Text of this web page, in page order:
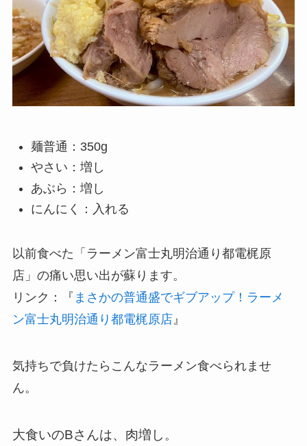
麺普通：350g
やさい：増し
あぶら：増し
にんにく：入れる
以前食べた「ラーメン富士丸明治通り都電梶原
店」の痛い思い出が蘇ります。
リンク：『 まさかの普通盛でギブアップ！ラーメ
ン富士丸明治通り都電梶原店』
気持ちで負けたらこんなラーメン食べられませ
ん。
大食いのBさんは、肉増し 。